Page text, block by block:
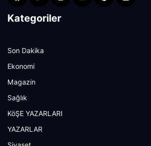
Kategoriler
Son Dakika
Ekonomi
Magazin
Sağlık
KöŞE YAZARLARI
YAZARLAR